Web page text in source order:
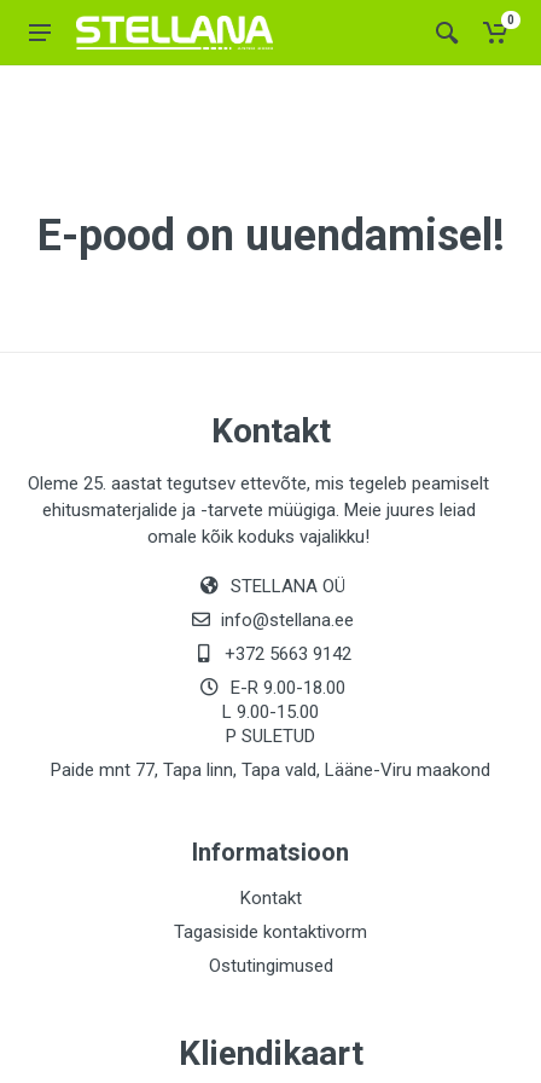
0
E-pood on uuendamisel!
Kontakt
Oleme 25. aastat tegutsev ettevõte, mis tegeleb peamiselt
ehitusmaterjalide ja -tarvete müügiga. Meie juures leiad
omale kõik koduks vajalikku!
STELLANA OÜ
info@stellana.ee
+372 5663 9142
E-R 9.00-18.00
L 9.00-15.00
P SULETUD
Paide mnt 77, Tapa linn, Tapa vald, Lääne-Viru maakond
Informatsioon
Kontakt
Tagasiside kontaktivorm
Ostutingimused
Kliendikaart